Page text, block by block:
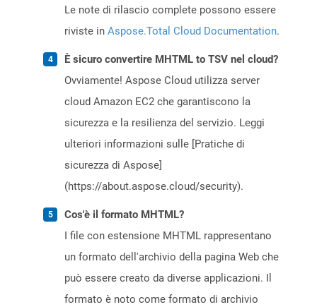
Le note di rilascio complete possono essere
riviste in Aspose.Total Cloud Documentation.
È sicuro convertire MHTML to TSV nel cloud?
Ovviamente! Aspose Cloud utilizza server
cloud Amazon EC2 che garantiscono la
sicurezza e la resilienza del servizio. Leggi
ulteriori informazioni sulle [Pratiche di
sicurezza di Aspose]
(https://about.aspose.cloud/security).
Cos'è il formato MHTML?
I file con estensione MHTML rappresentano
un formato dell'archivio della pagina Web che
può essere creato da diverse applicazioni. Il
formato è noto come formato di archivio